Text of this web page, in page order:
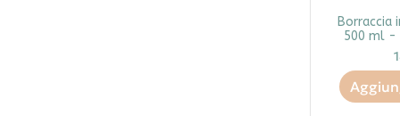
Borraccia
500 ml -